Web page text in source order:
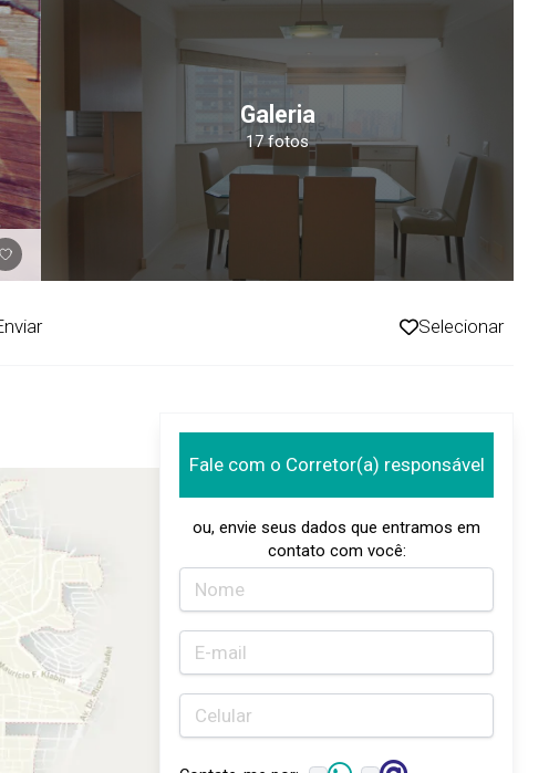
Galeria
17 fotos
Selecionar
Fale com o Corretor(a) responsável
ou, envie seus dados que entramos em
contato com você: